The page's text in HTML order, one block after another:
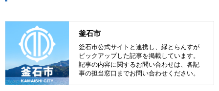
釜石市
釜石市公式サイトと連携し、縁とらんすが
ピックアップした記事を掲載しています。
記事の内容に関するお問い合わせは、各記
事の担当窓口までお問い合わせください。